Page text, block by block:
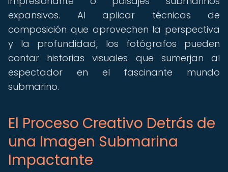
expansivos. Al aplicar técnicas de
composición que aprovechen la perspectiva
y la profundidad, los fotógrafos pueden
contar historias visuales que sumerjan al
espectador en el fascinante mundo
submarino.
El Proceso Creativo Detrás de
una Imagen Submarina
Impactante